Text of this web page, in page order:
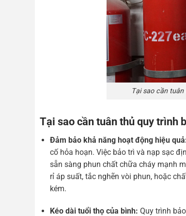
Tại sao cần
Tại sao cần tuân thủ quy trình
Đảm bảo khả năng hoạt động hiệu
cố hỏa hoạn. Việc bảo trì và nạp sạc
sẵn sàng phun chất chữa cháy mạnh
rỉ áp suất, tắc nghẽn vòi phun, hoặc
kém.
Kéo dài tuổi thọ của bình: Quy trình